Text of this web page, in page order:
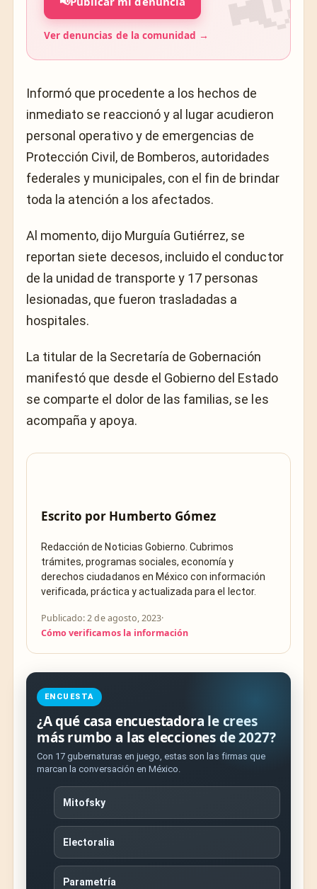
Ver denuncias de la comunidad →
Informó que procedente a los hechos de
inmediato se reaccionó y al lugar acudieron
personal operativo y de emergencias de
Protección Civil, de Bomberos, autoridades
federales y municipales, con el fin de brindar
toda la atención a los afectados.
Al momento, dijo Murguía Gutiérrez, se
reportan siete decesos, incluido el conductor
de la unidad de transporte y 17 personas
lesionadas, que fueron trasladadas a
hospitales.
La titular de la Secretaría de Gobernación
manifestó que desde el Gobierno del Estado
se comparte el dolor de las familias, se les
acompaña y apoya.
Escrito por Humberto Gómez
Redacción de Noticias Gobierno. Cubrimos
trámites, programas sociales, economía y
derechos ciudadanos en México con información
verificada, práctica y actualizada para el lector.
Publicado: 2 de agosto, 2023·
Cómo verificamos la información
ENCUESTA
¿A qué casa encuestadora le crees
más rumbo a las elecciones de 2027?
Con 17 gubernaturas en juego, estas son las firmas que
marcan la conversación en México.
Mitofsky
Electoralia
Parametría